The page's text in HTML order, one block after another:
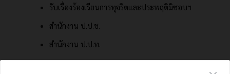
รับเรื่องร้องเรียนการทุจริตและประพฤติมิชอบฯ
สำนักงาน ป.ป.ช.
สำนักงาน ป.ป.ท.